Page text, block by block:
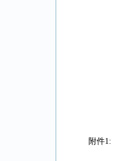
附件1: